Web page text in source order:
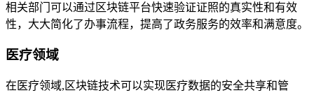
相关部门可以通过区块链平台快速验证证照的真实性和有效
性，大大简化了办事流程，提高了政务服务的效率和满意度。
医疗领域
在医疗领域,区块链技术可以实现医疗数据的安全共享和管